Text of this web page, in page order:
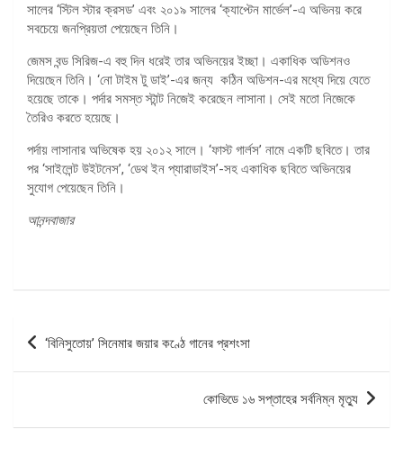
সালের ‘স্টিল স্টার ক্রসড’ এবং ২০১৯ সালের ‘ক্যাপ্টেন মার্ভেল’-এ অভিনয় করে
সবচেয়ে জনপ্রিয়তা পেয়েছেন তিনি।
জেমস বন্ড সিরিজ-এ বহু দিন ধরেই তার অভিনয়ের ইচ্ছা। একাধিক অডিশনও
দিয়েছেন তিনি। ‘নো টাইম টু ডাই’-এর জন্য কঠিন অডিশন-এর মধ্যে দিয়ে যেতে
হয়েছে তাকে। পর্দার সমস্ত স্টান্ট নিজেই করেছেন লাসানা। সেই মতো নিজেকে
তৈরিও করতে হয়েছে।
পর্দায় লাসানার অভিষেক হয় ২০১২ সালে। ‘ফাস্ট গার্লস’ নামে একটি ছবিতে। তার
পর ‘সাইলেন্ট উইটনেস’, ‘ডেথ ইন প্যারাডাইস’-সহ একাধিক ছবিতে অভিনয়ের
সুযোগ পেয়েছেন তিনি।
আনন্দবাজার
পোস্ট
ন্যাভিগেশন
‘বিনিসুতোয়’ সিনেমার জয়ার কণ্ঠে গানের প্রশংসা
কোভিডে ১৬ সপ্তাহের সর্বনিম্ন মৃত্যু